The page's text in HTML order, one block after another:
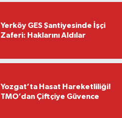
Yerköy GES Şantiyesinde İşçi
Zaferi: Haklarını Aldılar
Yozgat’ta Hasat Hareketliliği!
TMO’dan Çiftçiye Güvence